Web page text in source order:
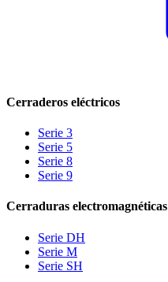
Cerraderos eléctricos
Serie 3
Serie 5
Serie 8
Serie 9
Cerraduras electromagnéticas
Serie DH
Serie M
Serie SH